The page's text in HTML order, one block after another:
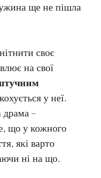
ще не пішла
своє
на свої
у неї.
–
що у кожного
які варто
ні на що.